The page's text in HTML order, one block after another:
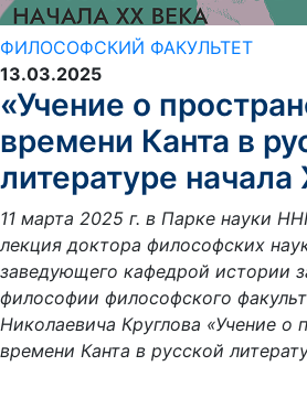
ФИЛОСОФСКИЙ ФАКУЛЬТЕТ
13.03.2025
«Учение о
времени Канта в
литературе начала
11 марта 2025 г. в Парке науки
лекция доктора философских
заведующего кафедрой истории
философии философского
Николаевича Круглова «Учение о
времени Канта в русской